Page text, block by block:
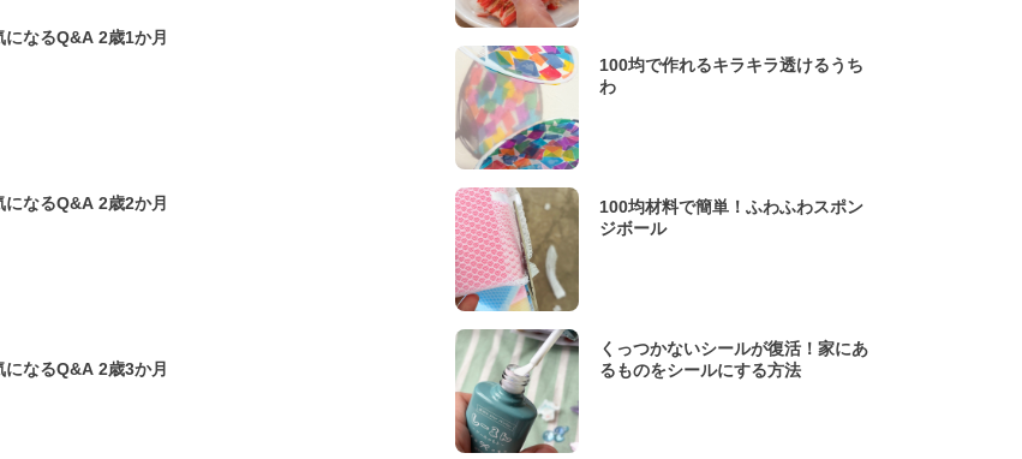
【小児科医監修】 子どもの体と心の気になるQ&A 2歳1か月
【小児科医監修】 子どもの体と心の気になるQ&A 2歳2か月
【小児科医監修】 子どもの体と心の気になるQ&A 2歳3か月
100均で作れるキラキラ透けるうち
わ
100均材料で簡単！ふわふわスポン
ジボール
くっつかないシールが復活！家にあ
るものをシールにする方法